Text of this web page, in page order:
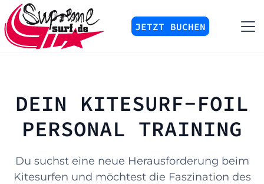
JETZT BUCHEN
DEIN KITESURF-FOIL
PERSONAL TRAINING
Du suchst eine neue Herausforderung beim
Kitesurfen und möchtest die Faszination des